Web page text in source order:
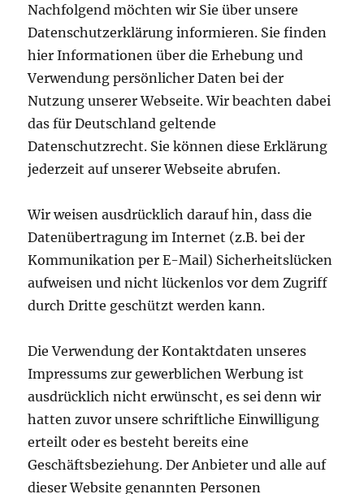
Nachfolgend möchten wir Sie über unsere
Datenschutzerklärung informieren. Sie finden
hier Informationen über die Erhebung und
Verwendung persönlicher Daten bei der
Nutzung unserer Webseite. Wir beachten dabei
das für Deutschland geltende
Datenschutzrecht. Sie können diese Erklärung
jederzeit auf unserer Webseite abrufen.
Wir weisen ausdrücklich darauf hin, dass die
Datenübertragung im Internet (z.B. bei der
Kommunikation per E-Mail) Sicherheitslücken
aufweisen und nicht lückenlos vor dem Zugriff
durch Dritte geschützt werden kann.
Die Verwendung der Kontaktdaten unseres
Impressums zur gewerblichen Werbung ist
ausdrücklich nicht erwünscht, es sei denn wir
hatten zuvor unsere schriftliche Einwilligung
erteilt oder es besteht bereits eine
Geschäftsbeziehung. Der Anbieter und alle auf
dieser Website genannten Personen